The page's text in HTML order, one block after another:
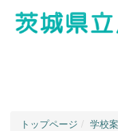
トップページ 学校